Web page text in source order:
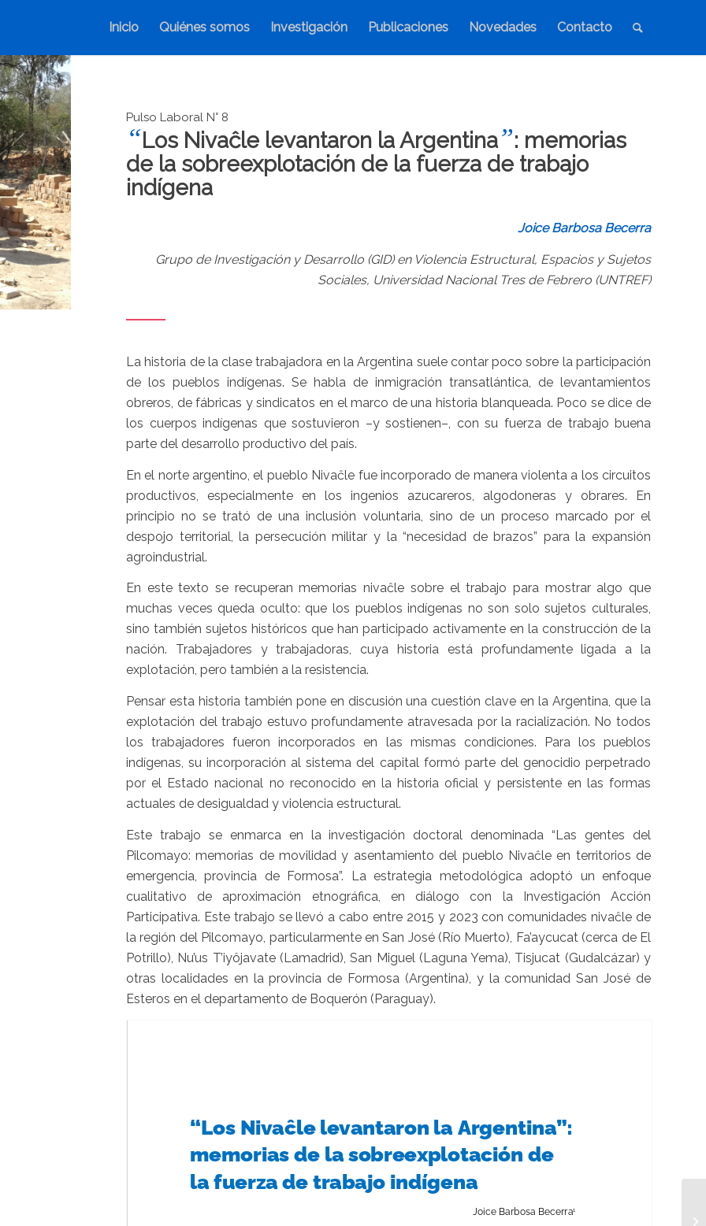
Inicio Quiénes somos Investigación Publicaciones Novedades Contacto
Pulso Laboral N° 8
“Los Nivaĉle levantaron la Argentina”: memorias
de la sobreexplotación de la fuerza de trabajo
indígena
Joice Barbosa Becerra
Grupo de Investigación y Desarrollo (GID) en Violencia Estructural, Espacios y Sujetos
Sociales, Universidad Nacional Tres de Febrero (UNTREF)
La historia de la clase trabajadora en la Argentina suele contar poco sobre la participación
de los pueblos indígenas. Se habla de inmigración transatlántica, de levantamientos
obreros, de fábricas y sindicatos en el marco de una historia blanqueada. Poco se dice de
los cuerpos indígenas que sostuvieron –y sostienen–, con su fuerza de trabajo buena
parte del desarrollo productivo del país.
En el norte argentino, el pueblo Nivaĉle fue incorporado de manera violenta a los circuitos
productivos, especialmente en los ingenios azucareros, algodoneras y obrares. En
principio no se trató de una inclusión voluntaria, sino de un proceso marcado por el
despojo territorial, la persecución militar y la “necesidad de brazos” para la expansión
agroindustrial.
En este texto se recuperan memorias nivaĉle sobre el trabajo para mostrar algo que
muchas veces queda oculto: que los pueblos indígenas no son solo sujetos culturales,
sino también sujetos históricos que han participado activamente en la construcción de la
nación. Trabajadores y trabajadoras, cuya historia está profundamente ligada a la
explotación, pero también a la resistencia.
Pensar esta historia también pone en discusión una cuestión clave en la Argentina, que la
explotación del trabajo estuvo profundamente atravesada por la racialización. No todos
los trabajadores fueron incorporados en las mismas condiciones. Para los pueblos
indígenas, su incorporación al sistema del capital formó parte del genocidio perpetrado
por el Estado nacional no reconocido en la historia oficial y persistente en las formas
actuales de desigualdad y violencia estructural.
Este trabajo se enmarca en la investigación doctoral denominada “Las gentes del
Pilcomayo: memorias de movilidad y asentamiento del pueblo Nivaĉle en territorios de
emergencia, provincia de Formosa”. La estrategia metodológica adoptó un enfoque
cualitativo de aproximación etnográfica, en diálogo con la Investigación Acción
Participativa. Este trabajo se llevó a cabo entre 2015 y 2023 con comunidades nivaĉle de
la región del Pilcomayo, particularmente en San José (Río Muerto), Fa’aycucat (cerca de El
Potrillo), Nu’us T’iyôjavate(Lamadrid), San Miguel (Laguna Yema), Tisjucat (Gudalcázar) y
otras localidades en la provincia de Formosa (Argentina), y la comunidad San José de
Esteros en el departamento de Boquerón (Paraguay).